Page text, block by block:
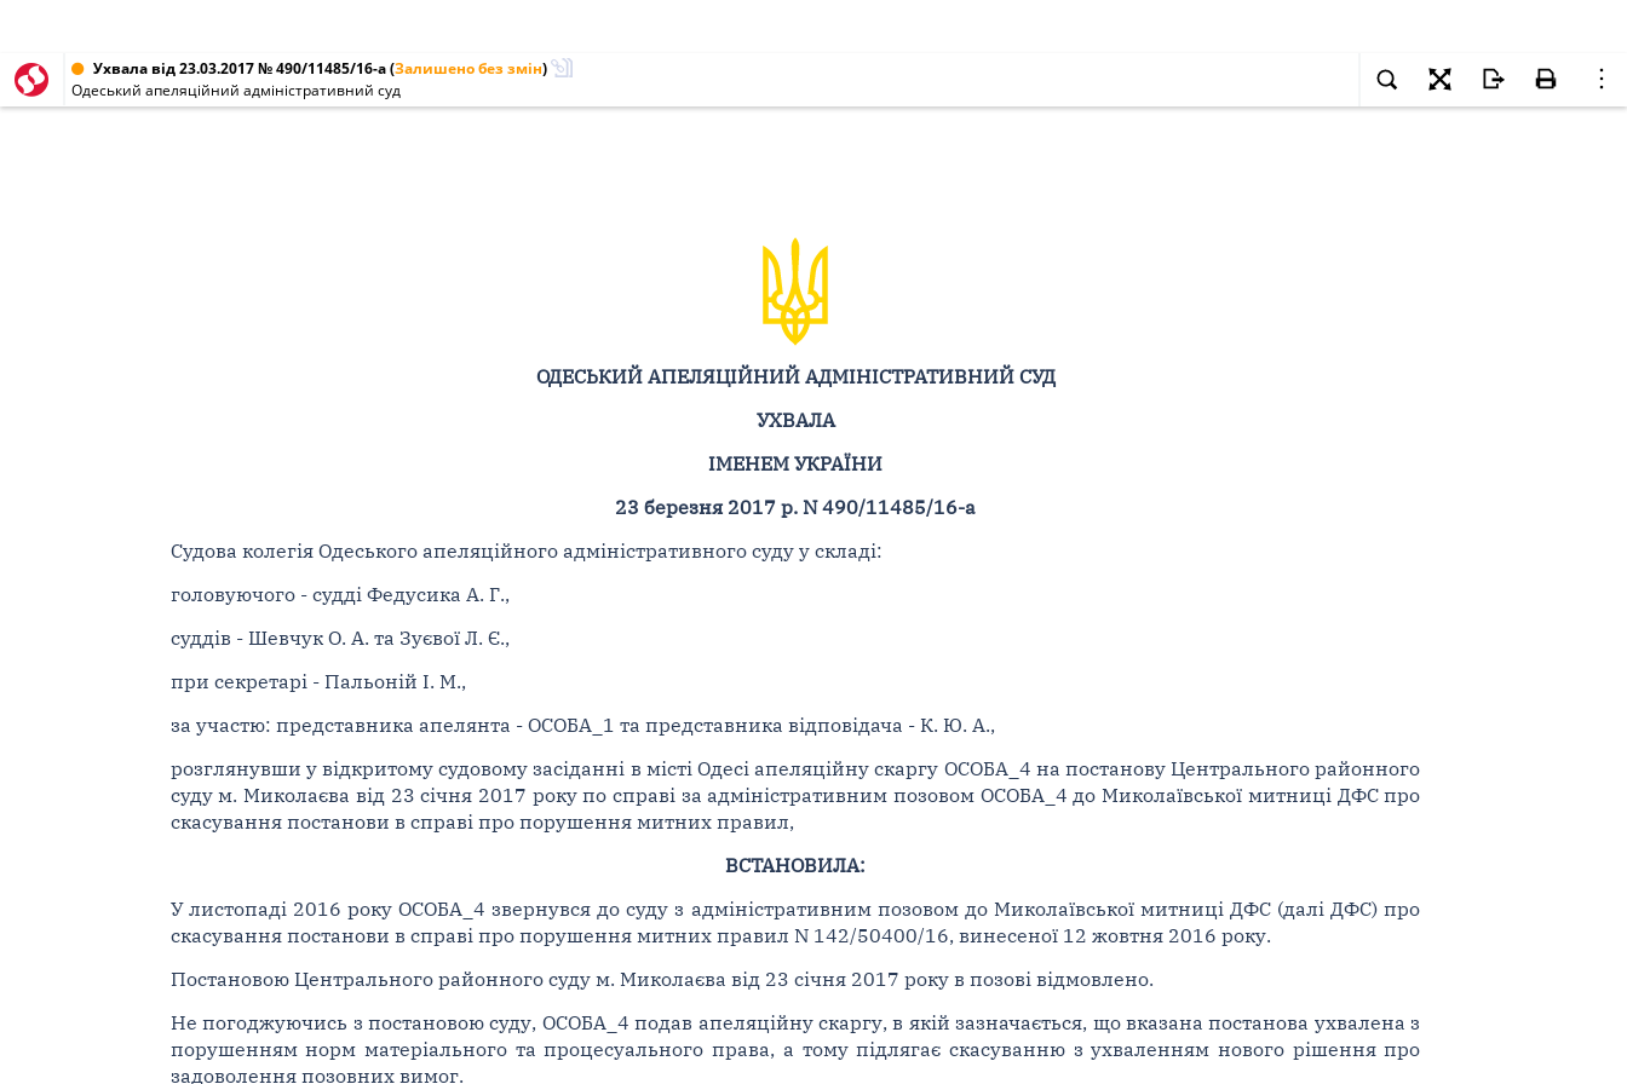
Ухвала від 23.03.2017 № 490/11485/16-а(Залишено без змін)
Одеський апеляційний адміністративний суд
ОДЕСЬКИЙ АПЕЛЯЦІЙНИЙ АДМІНІСТРАТИВНИЙ СУД
УХВАЛА
ІМЕНЕМ УКРАЇНИ
23 березня 2017 р. N 490/11485/16-а
Судова колегія Одеського апеляційного адміністративного суду у складі:
головуючого - судді Федусика А. Г.,
суддів - Шевчук О. А. та Зуєвої Л. Є.,
при секретарі - Пальоній І. М.,
за участю: представника апелянта - ОСОБА_1 та представника відповідача - К. Ю. А.,
розглянувши у відкритому судовому засіданні в місті Одесі апеляційну скаргу ОСОБА_4 на постанову Центрального районного
суду м. Миколаєва від 23 січня 2017 року по справі за адміністративним позовом ОСОБА_4 до Миколаївської митниці ДФС про
скасування постанови в справі про порушення митних правил,
ВСТАНОВИЛА:
У листопаді 2016 року ОСОБА_4 звернувся до суду з адміністративним позовом до Миколаївської митниці ДФС (далі ДФС) про
скасування постанови в справі про порушення митних правил N 142/50400/16, винесеної 12 жовтня 2016 року.
Постановою Центрального районного суду м. Миколаєва від 23 січня 2017 року в позові відмовлено.
Не погоджуючись з постановою суду, ОСОБА_4 подав апеляційну скаргу, в якій зазначається, що вказана постанова ухвалена з
порушенням норм матеріального та процесуального права, а тому підлягає скасуванню з ухваленням нового рішення про
задоволення позовних вимог.